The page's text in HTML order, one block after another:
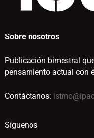
Sobre nosotros
Publicación bimestral
pensamiento actual con
Contáctanos:
Síguenos